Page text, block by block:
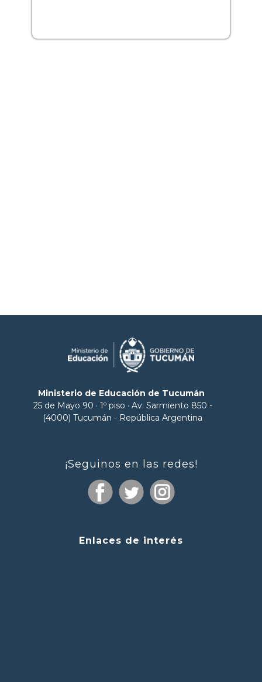
Ministerio de Educación de Tucumán
25 de Mayo 90 · 1º piso · Av. Sarmiento 850 -
(4000) Tucumán - República Argentina
¡Seguinos en las redes!
Enlaces de interés